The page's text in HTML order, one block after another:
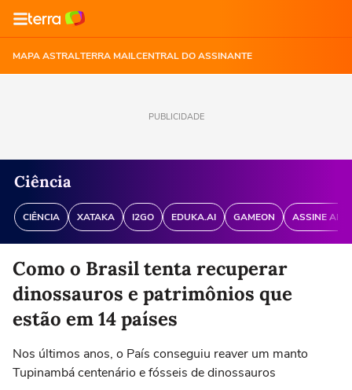
MAPA ASTRALTERRA MAILCENTRAL DO ASSINANTE
PUBLICIDADE
Ciência
CIÊNCIA XATAKA I2GO EDUKA.AI GAMEON ASSINE
Como o Brasil tenta recuperar
dinossauros e patrimônios que
estão em 14 países
Nos últimos anos, o País conseguiu reaver um manto
Tupinambá centenário e fósseis de dinossauros